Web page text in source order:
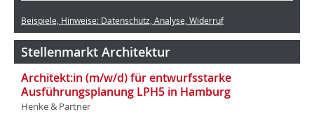
Beispiele, Hinweise: Datenschutz, Analyse, Widerruf
Stellenmarkt Architektur
Architekt:in (m/w/d) für entwurfsstarke
Ausführungsplanung LPH5 in Hamburg
Henke & Partner